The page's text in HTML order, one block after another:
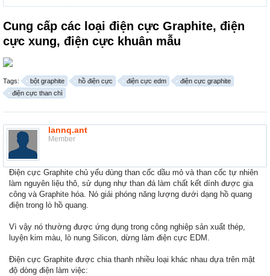
Cung cấp các loại điện cực Graphite, điện
cực xung, điện cực khuân mẫu
Tags: bột graphite hồ điện cực điện cực edm
điện cực graphite
điện cực than chì
lannq.ant
Member
Điện cực Graphite chủ yếu dùng than cốc dầu mỏ và than cốc tự nhiên
làm nguyên liệu thô, sử dụng nhự than đá làm chất kết dính được gia
công và Graphite hóa. Nó giải phóng năng lượng dưới dạng hồ quang
điện trong lò hồ quang.
Vì vậy nó thường được ứng dụng trong công nghiệp sản xuất thép,
luyện kim màu, lò nung Silicon, dừng làm điện cực EDM.
Điện cực Graphite được chia thanh nhiều loại khác nhau dựa trên mật
độ dòng điện làm việc: